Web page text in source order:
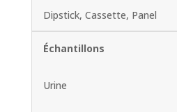
Dipstick, Cassette, Panel
Échantillons
Urine